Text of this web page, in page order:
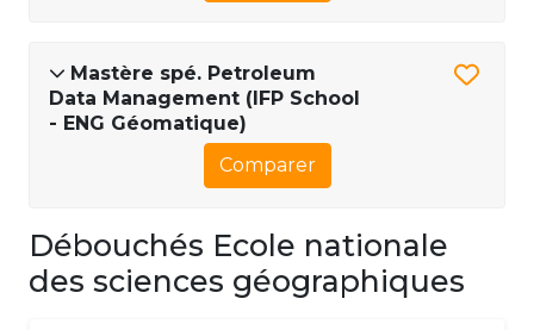
Mastère spé. Petroleum
Data Management (IFP School
- ENG Géomatique)
Comparer
Débouchés Ecole nationale
des sciences géographiques